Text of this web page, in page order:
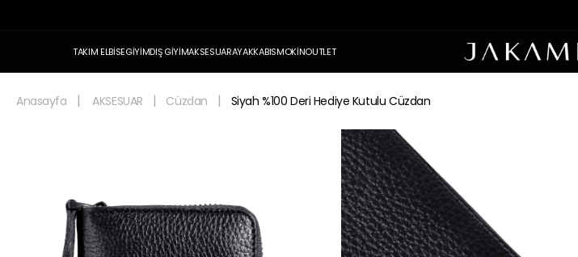
TAKIM ELBİSEGİYİMDIŞ GİYİMAKSESUARAYAKKABISMOKİNOUTLET
Anasayfa AKSESUAR Cüzdan Siyah %100 Deri Hediye Kutulu Cüzdan